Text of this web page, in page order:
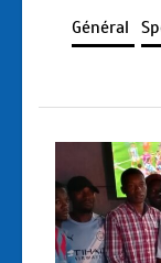
Général